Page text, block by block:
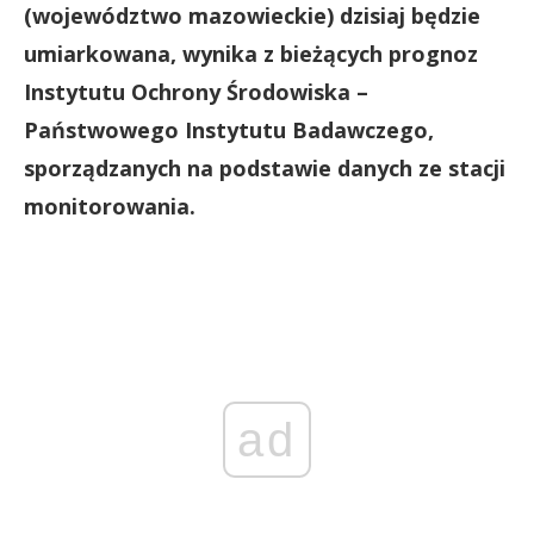
(województwo mazowieckie) dzisiaj będzie
umiarkowana, wynika z bieżących prognoz
Instytutu Ochrony Środowiska –
Państwowego Instytutu Badawczego,
sporządzanych na podstawie danych ze stacji
monitorowania.
ad